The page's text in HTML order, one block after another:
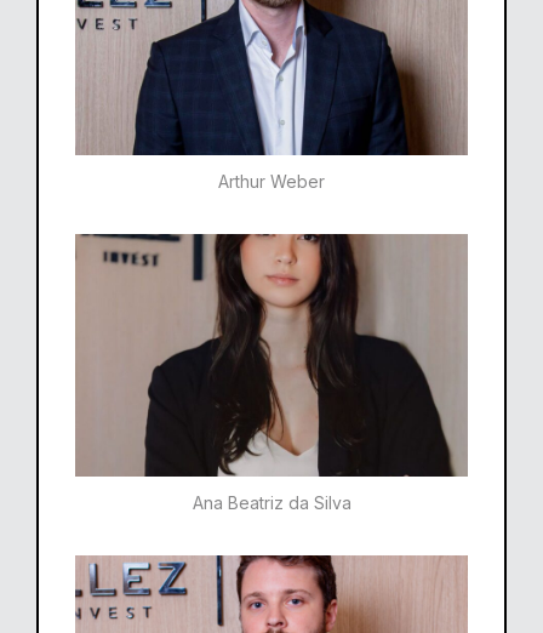
Arthur Weber
Ana Beatriz da Silva